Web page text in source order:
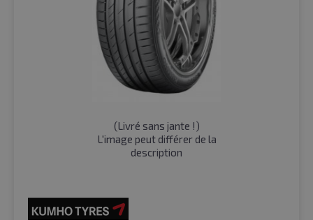
(Livré sans jante !)
L'image peut différer de la
description